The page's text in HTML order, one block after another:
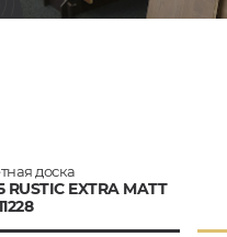
доска
RUSTIC EXTRA MATT